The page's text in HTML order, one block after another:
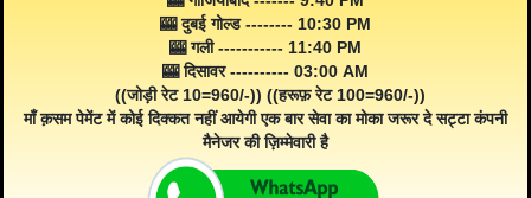
🎰 दुबई गोल्ड -------- 10:30 PM
🎰 गली ----------- 11:40 PM
🎰 दिसावर ---------- 03:00 AM
((जोड़ी रेट 10=960/-)) ((हरूफ़ रेट 100=960/-))
माँ क़सम पेमेंट में कोई दिक्कत नहीं आयेगी एक बार सेवा का मोका जरूर दे सट्टा कंपनी
मैनेजर की ज़िम्मेवारी है